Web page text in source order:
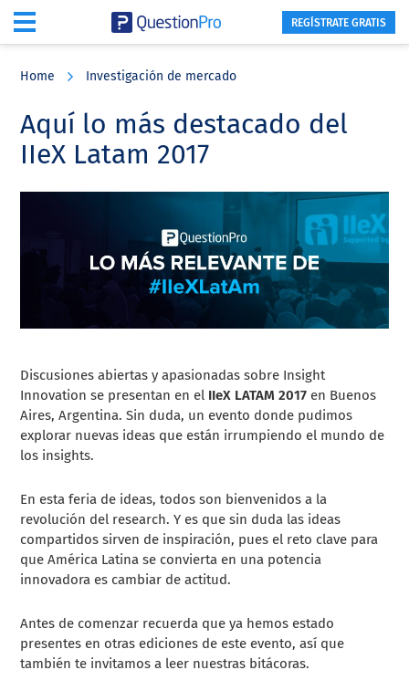
content
sidebar
REGÍSTRATE GRATIS
Home Investigación de mercado
Aquí lo más destacado del
IIeX Latam 2017
Discusiones abiertas y apasionadas sobre Insight
Innovation se presentan en el IIeX LATAM 2017 en Buenos
Aires, Argentina. Sin duda, un evento donde pudimos
explorar nuevas ideas que están irrumpiendo el mundo de
los insights.
En esta feria de ideas, todos son bienvenidos a la
revolución del research. Y es que sin duda las ideas
compartidos sirven de inspiración, pues el reto clave para
que América Latina se convierta en una potencia
innovadora es cambiar de actitud.
Antes de comenzar recuerda que ya hemos estado
presentes en otras ediciones de este evento, así que
también te invitamos a leer nuestras bitácoras.